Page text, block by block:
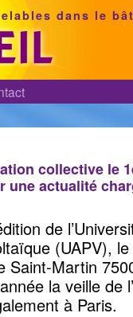
dans le
collective le
une actualité
de
(UAPV),
Saint-Martin
la veille de
à Paris.